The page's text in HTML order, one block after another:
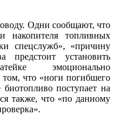
Одни сообщают, что
топливных
спецслужб», «причину
предстоит установить
эмоционально
том, что «ноги погибшего
биотопливо поступает на
также, что «по данному